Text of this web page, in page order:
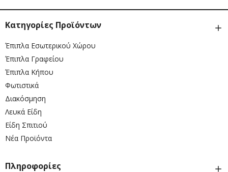
Κατηγορίες Προϊόντων
Έπιπλα Εσωτερικού Χώρου
Έπιπλα Γραφείου
Έπιπλα Κήπου
Φωτιστικά
Διακόσμηση
Λευκά Είδη
Είδη Σπιτιού
Νέα Προϊόντα
Πληροφορίες